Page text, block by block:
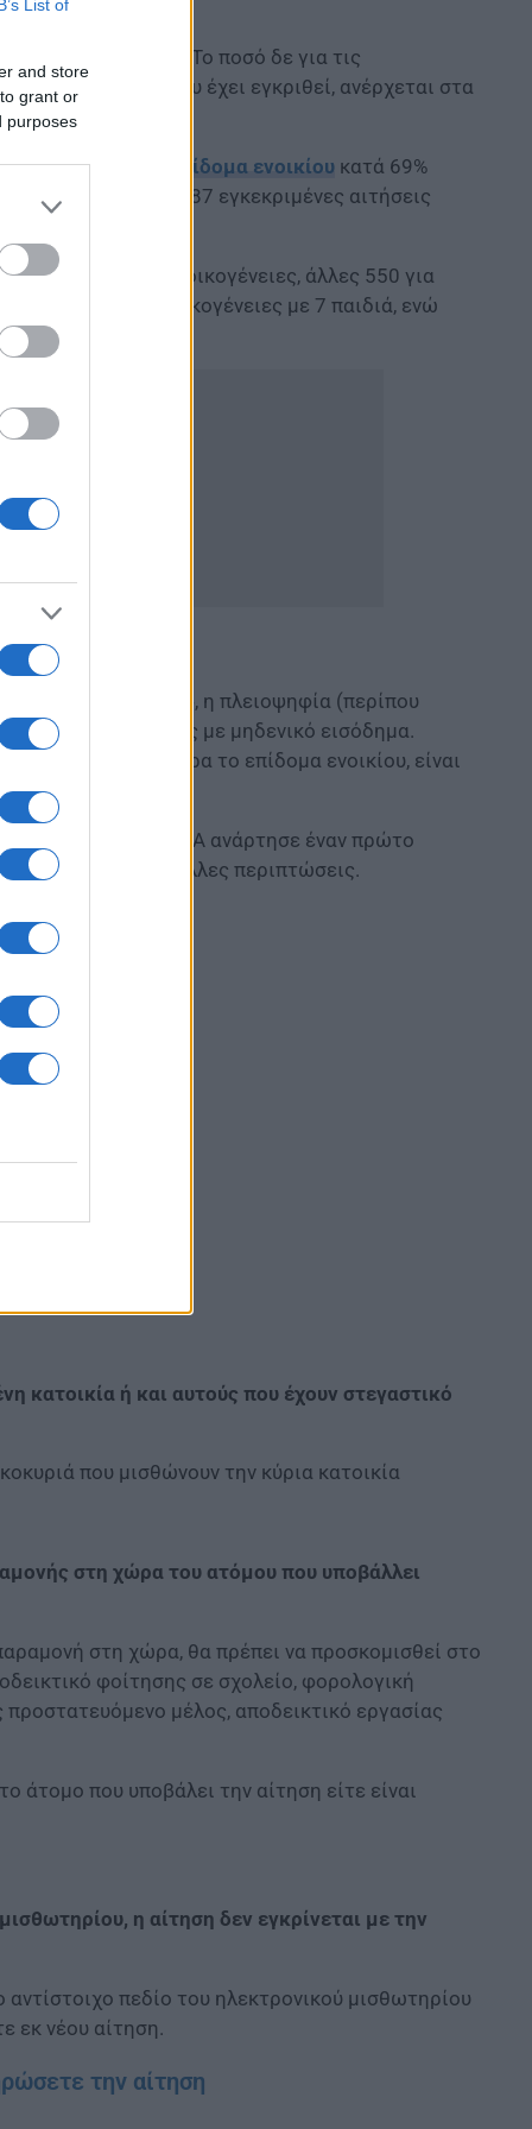
List of
and store
grant or
purposes
σε αναμονή. Το ποσό δε για τις
400 εκατ. Ευρώ που έχει εγκριθεί, ανέρχεται στα
αιτήσεις, το επίδομα ενοικίου κατά 69%
Ειδικότερα, 25.687 εγκεκριμένες αιτήσεις
για τρίτεκνες οικογένειες, άλλες 550 για
6 παιδιά, 12 για οικογένειες με 7 παιδιά, ενώ
«τις εξετάσεις», η πλειοψηφία (περίπου
750 περιπτώσεις με μηδενικό εισόδημα.
που παίρνει ως τώρα το επίδομα ενοικίου, είναι
ερωτημάτων η ΗΔΙΚΑ ανάρτησε έναν πρώτο
με άλλες περιπτώσεις.
κατοικία ή και αυτούς που έχουν στεγαστικό
που μισθώνουν την κύρια κατοικία
στη χώρα του ατόμου που υποβάλλει
στη χώρα, θα πρέπει να προσκομισθεί στο
φοίτησης σε σχολείο, φορολογική
μέλος, αποδεικτικό εργασίας
που υποβάλει την αίτηση είτε είναι
η αίτηση δεν εγκρίνεται με την
πεδίο του ηλεκτρονικού μισθωτηρίου
εκ νέου αίτηση.
την αίτηση